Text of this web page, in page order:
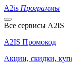
A2is Программы
Все сервисы A2IS
A2IS Промокод
Акции, скидки,